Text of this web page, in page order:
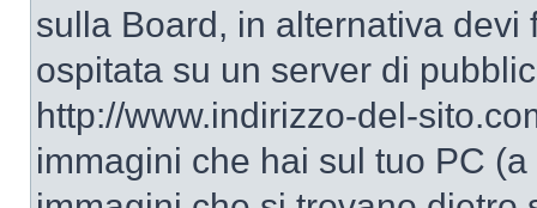
sulla Board, in alternativa devi
ospitata su un server di
http://www.indirizzo-del-
immagini che hai sul tuo PC